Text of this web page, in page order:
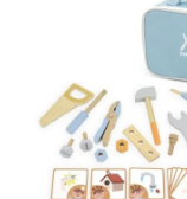
Necesită 2
Fabricat
pentru copii.
Detalii tehnice:
Dimensiuni:
Greutate: